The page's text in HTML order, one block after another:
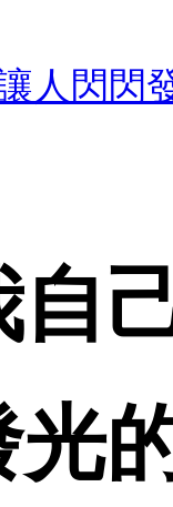
人閃閃